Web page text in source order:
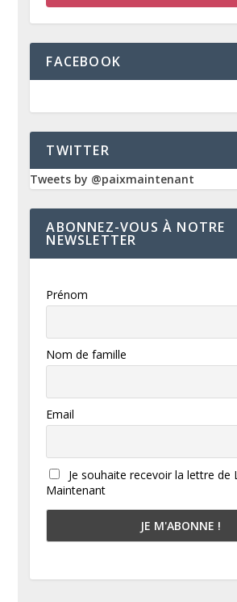
FACEBOOK
TWITTER
Tweets by @paixmaintenant
ABONNEZ-VOUS À NOTRE
NEWSLETTER
Prénom
Nom de famille
Email
Je souhaite recevoir la lettre de
Maintenant